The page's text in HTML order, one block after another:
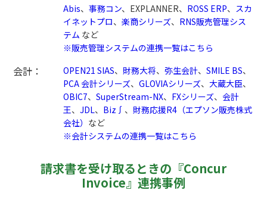
Abis、事務コン、EXPLANNER、 ROSS ERP、 スカ
イネットプロ、楽商シリーズ、 RNS販売管理シス
テム など
※販売管理システムの連携一覧はこちら
会計： OPEN21 SIAS、 財務大将、弥生会計、SMILE BS、
PCA 会計シリーズ、GLOVIAシリーズ、大蔵大臣、
OBIC7、SuperStream-NX、 FXシリーズ、会計
王、JDL、 Biz∫ 、 財務応援R4（エプソン販売株式
会社） など
※会計システムの連携一覧はこちら
請求書を受け取るときの『Concur
Invoice』連携事例